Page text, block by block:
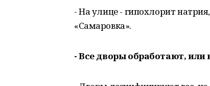
- На улице - гипохлорит
«Самаровка».
- Все дворы обработают, или